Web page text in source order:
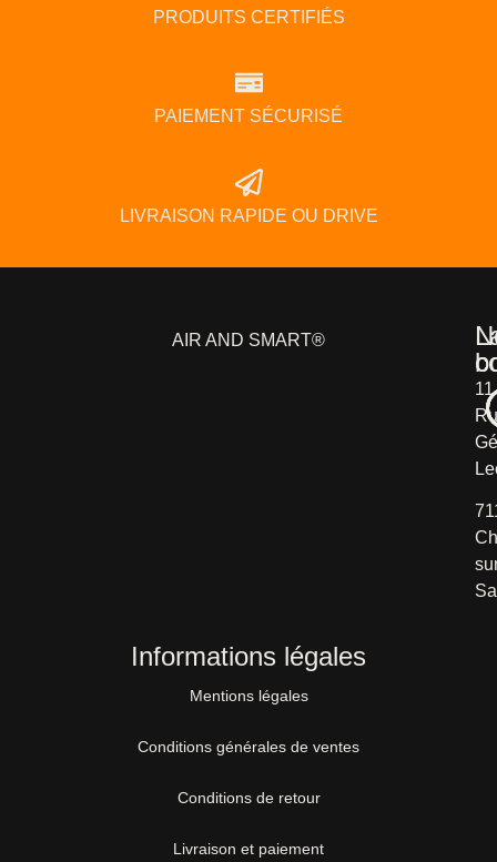
PRODUITS CERTIFIÉS
PAIEMENT SÉCURISÉ
LIVRAISON RAPIDE OU DRIVE
AIR AND SMART®
11
Informations légales
Mentions légales
Conditions générales de ventes
Conditions de retour
Livraison et paiement